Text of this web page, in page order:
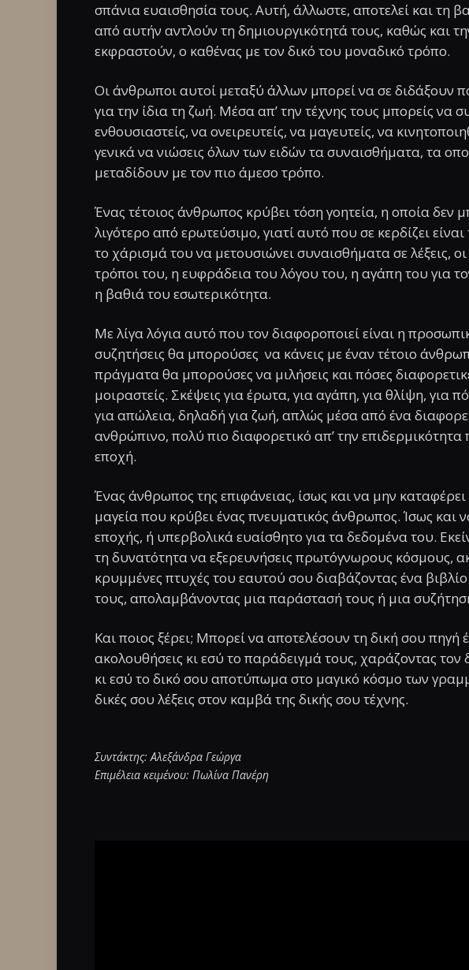
σπάνια ευαισθησία τους. Αυτή, άλλωστε, αποτελεί και τη
από αυτήν αντλούν τη δημιουργικότητά τους, καθώς και
εκφραστούν, ο καθένας με τον δικό του μοναδικό τρόπο.
Οι άνθρωποι αυτοί μεταξύ άλλων μπορεί να σε διδάξουν
για την ίδια τη ζωή. Μέσα απ’ την τέχνης τους μπορείς να
ενθουσιαστείς, να ονειρευτείς, να μαγευτείς, να
γενικά να νιώσεις όλων των ειδών τα συναισθήματα, τα
μεταδίδουν με τον πιο άμεσο τρόπο.
Ένας τέτοιος άνθρωπος κρύβει τόση γοητεία, η οποία δεν
λιγότερο από ερωτεύσιμο, γιατί αυτό που σε κερδίζει
το χάρισμά του να μετουσιώνει συναισθήματα σε λέξεις,
τρόποι του, η ευφράδεια του λόγου του, η αγάπη του για
η βαθιά του εσωτερικότητα.
Με λίγα λόγια αυτό που τον διαφοροποιεί είναι η
συζητήσεις θα μπορούσες να κάνεις με έναν τέτοιο
πράγματα θα μπορούσες να μιλήσεις και πόσες
μοιραστείς. Σκέψεις για έρωτα, για αγάπη, για θλίψη, για
για απώλεια, δηλαδή για ζωή, απλώς μέσα από ένα
ανθρώπινο, πολύ πιο διαφορετικό απ’ την
εποχή.
Ένας άνθρωπος της επιφάνειας, ίσως και να μην
μαγεία που κρύβει ένας πνευματικός άνθρωπος. Ίσως και
εποχής, ή υπερβολικά ευαίσθητο για τα δεδομένα του.
τη δυνατότητα να εξερευνήσεις πρωτόγνωρους κόσμους,
κρυμμένες πτυχές του εαυτού σου διαβάζοντας ένα
τους, απολαμβάνοντας μια παράστασή τους ή μια
Και ποιος ξέρει; Μπορεί να αποτελέσουν τη δική σου πηγή
ακολουθήσεις κι εσύ το παράδειγμά τους, χαράζοντας
κι εσύ το δικό σου αποτύπωμα στο μαγικό κόσμο των
δικές σου λέξεις στον καμβά της δικής σου τέχνης.
Συντάκτης: Αλεξάνδρα Γεώργα
Επιμέλεια κειμένου: Πωλίνα Πανέρη